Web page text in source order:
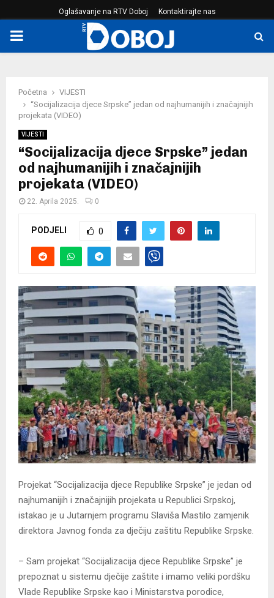
Oglašavanje na RTV Doboj Kontaktirajte nas
PRIMARY
Početna
VIJESTI
“Socijalizacija djece Srpske” jedan od najhumanijih i značajnijih
projekata (VIDEO)
VIJESTI
“Socijalizacija djece Srpske” jedan
od najhumanijih i značajnijih
projekata (VIDEO)
22. Aprila 2025. 0
PODJELI 0
Projekat “Socijalizacija djece Republike Srpske” je jedan od
najhumanijih i značajnijih projekata u Republici Srpskoj,
istakao je u Јutarnjem programu Slaviša Mastilo zamjenik
direktora Јavnog fonda za dječiju zaštitu Republike Srpske.
– Sam projekat “Socijalizacija djece Republike Srpske” je
prepoznat u sistemu dječije zaštite i imamo veliki pordšku
Vlade Republike Srpske kao i Ministarstva porodice,